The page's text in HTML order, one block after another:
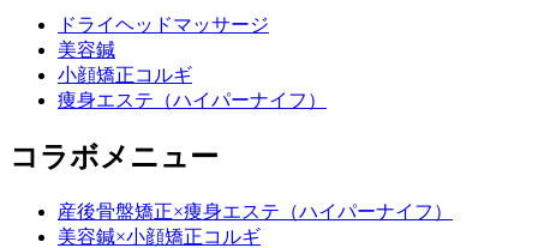
ドライヘッドマッサージ
美容鍼
小顔矯正コルギ
痩身エステ（ハイパーナイフ）
コラボメニュー
産後骨盤矯正×痩身エステ（ハイパーナイフ）
美容鍼×小顔矯正コルギ